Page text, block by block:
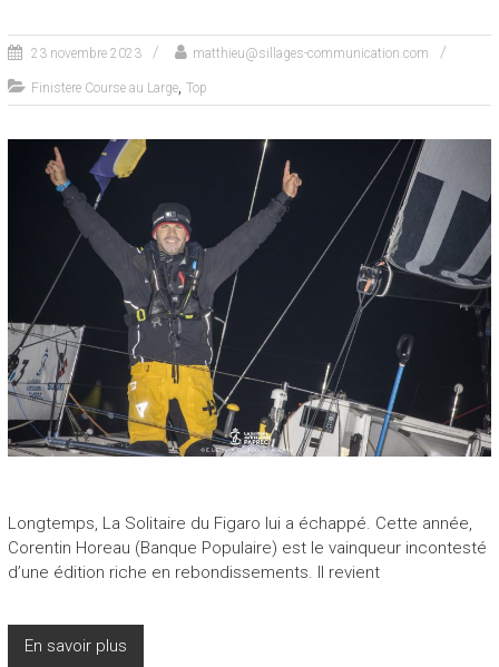
23 novembre 2023 matthieu@sillages-communication.com
Finistere Course au Large, Top
Longtemps, La Solitaire du Figaro lui a échappé. Cette année,
Corentin Horeau (Banque Populaire) est le vainqueur incontesté
d’une édition riche en rebondissements. Il revient
En savoir plus